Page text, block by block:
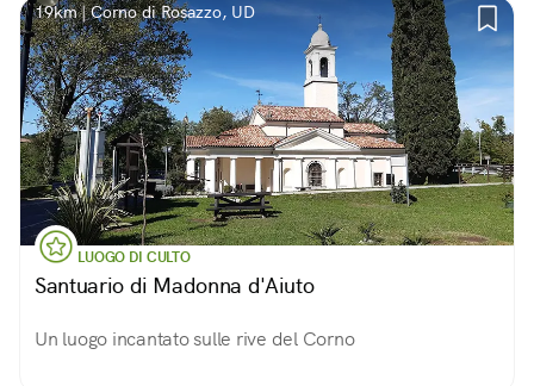
19km | Corno di Rosazzo, UD
LUOGO DI CULTO
Santuario di Madonna d'Aiuto
Un luogo incantato sulle rive del Corno